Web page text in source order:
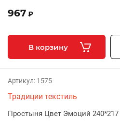
967 ₽
В корзину
Артикул: 1575
Традиции текстиль
Простыня Цвет Эмоций 240*217